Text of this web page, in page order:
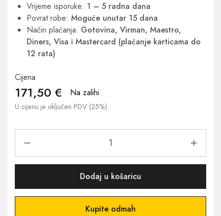
Vrijeme isporuke: 1 – 5 radna dana
Povrat robe: Moguće unutar 15 dana
Način plaćanja: Gotovina, Virman, Maestro,
Diners, Visa i Mastercard (plaćanje karticama do
12 rata)
Cijena
171,50 € Na zalihi
U cijenu je uključen PDV (25%).
Dodaj u košaricu
Kupite odmah